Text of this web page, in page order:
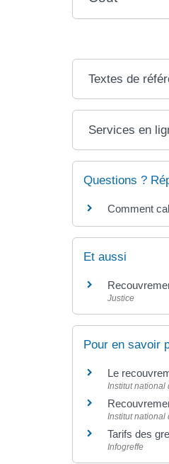
Textes de
Services en
Questions ?
Comment
Et aussi
Justice
Pour en savoir
Le
Institut national
Institut national
Tarifs des
Infogreffe